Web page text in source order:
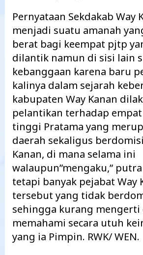
Pernyataan Sekdakab Way
menjadi suatu amanah
berat bagi keempat pjtp
dilantik namun di sisi lain
kebanggaan karena baru
kalinya dalam sejarah
kabupaten Way Kanan
pelantikan terhadap
tinggi Pratama yang
daerah sekaligus
Kanan, di mana selama ini
walaupun”mengaku,”
tetapi banyak pejabat Way
tersebut yang tidak
sehingga kurang mengerti
memahami secara utuh
yang ia Pimpin. RWK/ WEN.